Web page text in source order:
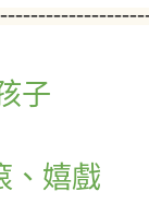
子
、嬉戲